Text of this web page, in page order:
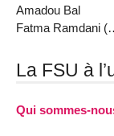
Amadou Bal
Fatma Ramdani
La FSU à
Qui sommes-